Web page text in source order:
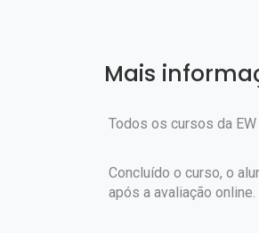
Mais
Todos os cursos da EW
Concluído o curso, o
após a avaliação online.